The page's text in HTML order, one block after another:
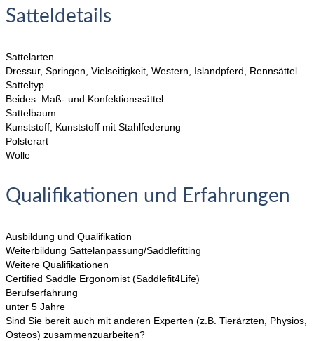
Satteldetails
Sattelarten
Dressur, Springen, Vielseitigkeit, Western, Islandpferd, Rennsättel
Satteltyp
Beides: Maß- und Konfektionssättel
Sattelbaum
Kunststoff, Kunststoff mit Stahlfederung
Polsterart
Wolle
Qualifikationen und Erfahrungen
Ausbildung und Qualifikation
Weiterbildung Sattelanpassung/Saddlefitting
Weitere Qualifikationen
Certified Saddle Ergonomist (Saddlefit4Life)
Berufserfahrung
unter 5 Jahre
Sind Sie bereit auch mit anderen Experten (z.B. Tierärzten, Physios,
Osteos) zusammenzuarbeiten?